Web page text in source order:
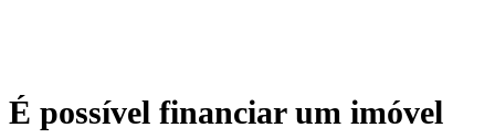
É possível financiar um imóvel